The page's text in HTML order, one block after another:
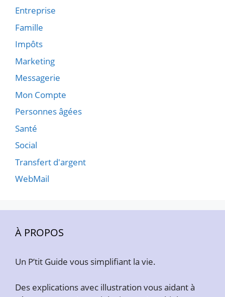
Entreprise
Famille
Impôts
Marketing
Messagerie
Mon Compte
Personnes âgées
Santé
Social
Transfert d'argent
WebMail
À PROPOS
Un P’tit Guide vous simplifiant la vie.
Des explications avec illustration vous aidant à